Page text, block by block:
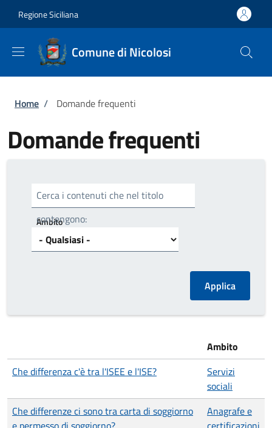
Regione Siciliana
Comune di Nicolosi
Briciole di pane
Home / Domande frequenti
Domande frequenti
Cerca i contenuti che nel titolo
contengono:
Ambito
Ambito
Che differenza c'è tra l'ISEE e l'ISE?
Servizi
sociali
Che differenze ci sono tra carta di soggiorno
Anagrafe e